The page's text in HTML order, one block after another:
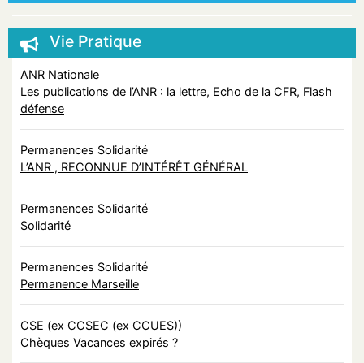
Vie Pratique
ANR Nationale
Les publications de l’ANR : la lettre, Echo de la CFR, Flash
défense
Permanences Solidarité
L’ANR , RECONNUE D’INTÉRÊT GÉNÉRAL
Permanences Solidarité
Solidarité
Permanences Solidarité
Permanence Marseille
CSE (ex CCSEC (ex CCUES))
Chèques Vacances expirés ?